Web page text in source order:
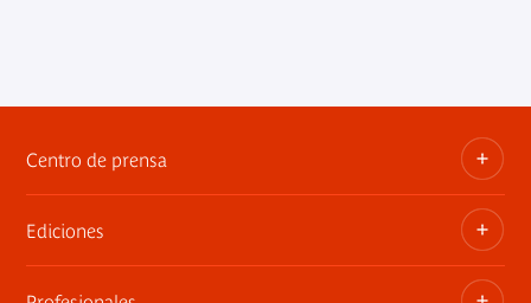
Centro de prensa
Dosieres, comunicados de prensa, anuncios de
exposiciones
Ediciones